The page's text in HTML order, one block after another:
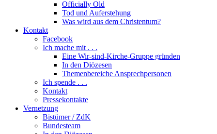
Officially Old
Tod und Auferstehung
Was wird aus dem Christentum?
Kontakt
Facebook
Ich mache mit . . .
Eine Wir-sind-Kirche-Gruppe gründen
In den Diözesen
Themenbereiche Ansprechpersonen
Ich spende . . .
Kontakt
Pressekontakte
Vernetzung
Bistümer / ZdK
Bundesteam